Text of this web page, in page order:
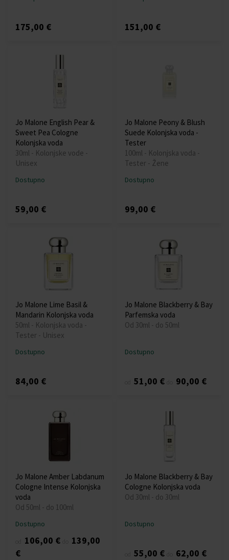
175,00 € 151,00 €
Jo Malone English Pear &
Sweet Pea Cologne
Kolonjska voda
30ml - Kolonjske vode -
Unisex
Dostupno
59,00 €
Jo Malone Peony & Blush
Suede Kolonjska voda -
Tester
100ml - Kolonjska voda -
Tester - Žene
Dostupno
99,00 €
Jo Malone Lime Basil &
Mandarin Kolonjska voda
50ml - Kolonjska voda -
Tester - Unisex
Dostupno
84,00 €
Jo Malone Blackberry & Bay
Parfemska voda
Od 30ml - do 50ml
Dostupno
51,00 € 90,00 €
Jo Malone Amber Labdanum
Cologne Intense Kolonjska
voda
Od 50ml - do 100ml
Dostupno
106,00 €
139,00
€
Jo Malone Blackberry & Bay
Cologne Kolonjska voda
Od 30ml - do 30ml
Dostupno
55,00 € 62,00 €